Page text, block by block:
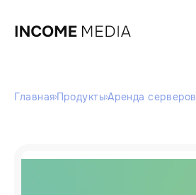
ГлавнаяПродуктыАренда серверов